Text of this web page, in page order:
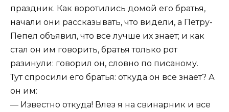
праздник. Как воротились домой его братья,
начали они рассказывать, что видели, а Петру-
Пепел объявил, что все лучше их знает; и как
стал он им говорить, братья только рот
разинули: говорил он, словно по писаному.
Тут спросили его братья: откуда он все знает? А
он им:
— Известно откуда! Влез я на свинарник и все